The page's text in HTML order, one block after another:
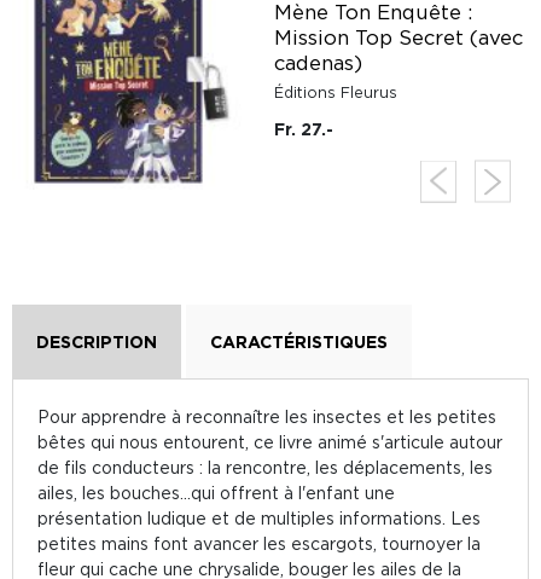
Mène Ton Enquête :
Mission Top Secret (avec
cadenas)
Éditions Fleurus
Fr. 27.-
DESCRIPTION CARACTÉRISTIQUES
Pour apprendre à reconnaître les insectes et les petites
bêtes qui nous entourent, ce livre animé s'articule autour
de fils conducteurs : la rencontre, les déplacements, les
ailes, les bouches...qui offrent à l'enfant une
présentation ludique et de multiples informations. Les
petites mains font avancer les escargots, tournoyer la
fleur qui cache une chrysalide, bouger les ailes de la